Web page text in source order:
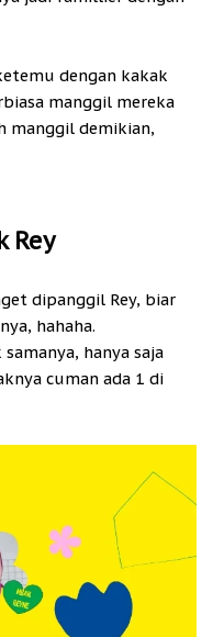
dengan kakak
manggil mereka
manggil demikian,
Rey
dipanggil Rey, biar
hahaha.
hanya saja
cuman ada 1 di